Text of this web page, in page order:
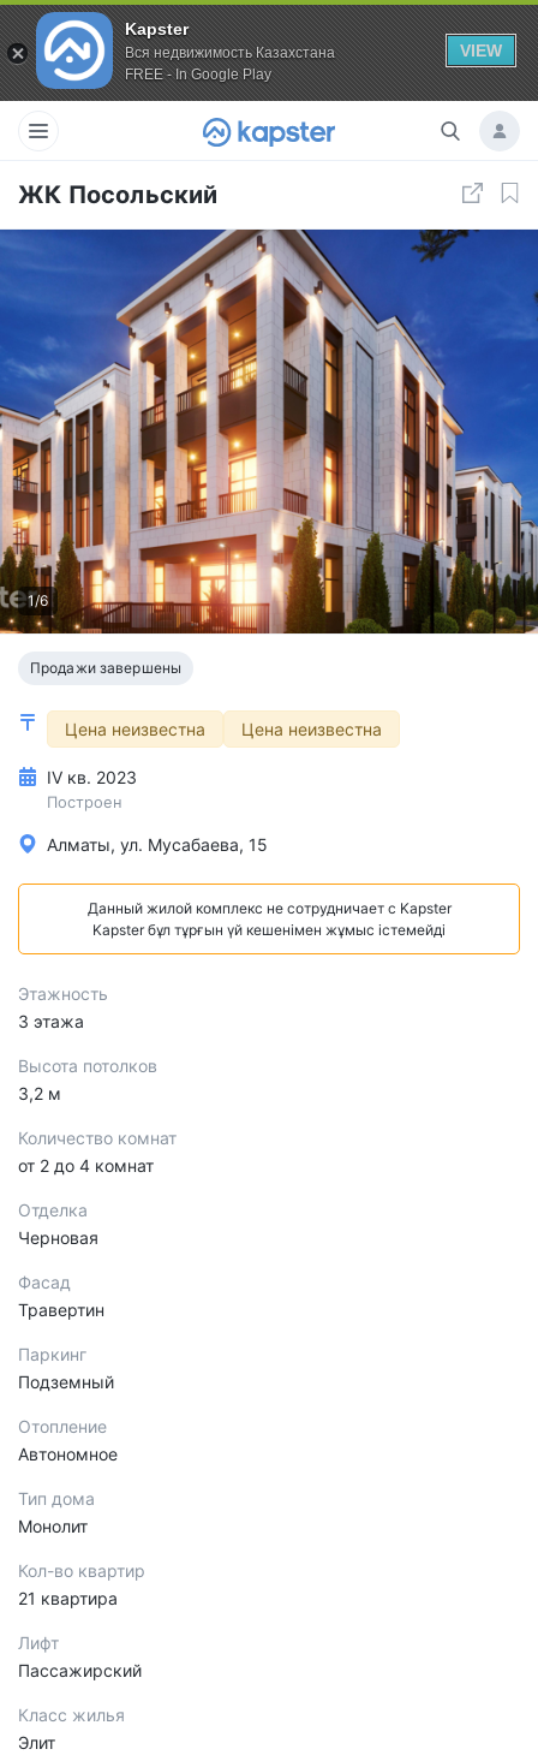
Kapster
Вся недвижимость Казахстана
FREE - In Google Play
VIEW
ЖК Посольский
1/6
Продажи завершены
Цена неизвестна Цена неизвестна
IV кв. 2023
Построен
Алматы, ул. Мусабаева, 15
Данный жилой комплекс не сотрудничает с Kapster
Kapster бұл тұрғын үй кешенімен жұмыс істемейді
Этажность
3 этажа
Высота потолков
3,2 м
Количество комнат
от 2 до 4 комнат
Отделка
Черновая
Фасад
Травертин
Паркинг
Подземный
Отопление
Автономное
Тип дома
Монолит
Кол-во квартир
21 квартира
Лифт
Пассажирский
Класс жилья
Элит